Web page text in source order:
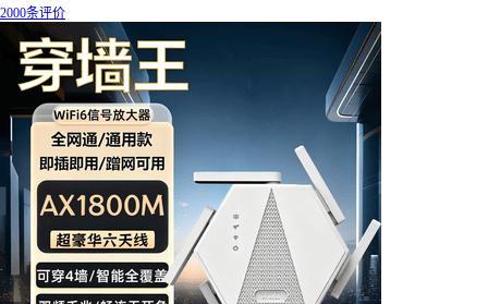
2000条评价